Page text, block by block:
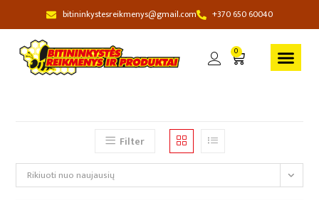
bitininkystesreikmenys@gmail.com +370 650 60040
0
Filter
Rikiuoti nuo naujausių